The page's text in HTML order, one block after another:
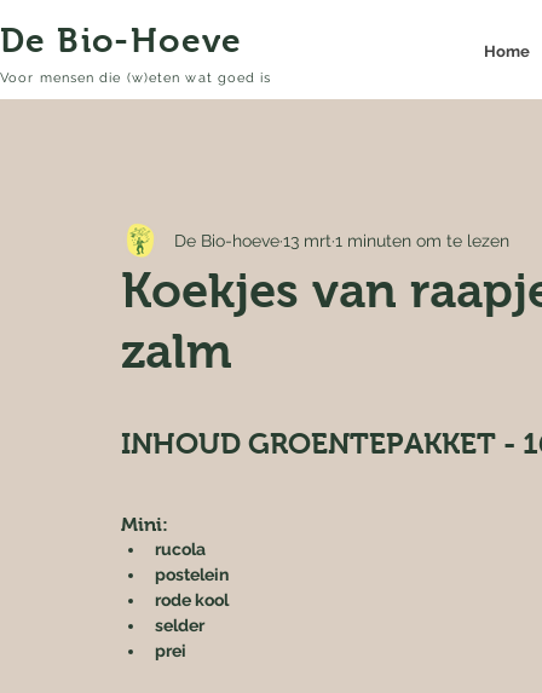
Koekjes van
zalm
De Bio-hoeve13 mrt 1 minuten om te lezen
INHOUD GROENTEPAKKET -
Mini:
rucola
postelein
rode kool
selder
prei
De Bio-Hoeve
Voor mensen die (w)eten wat goed is
Home